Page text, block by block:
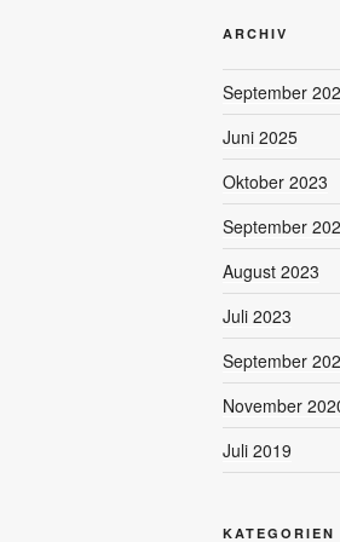
ARCHIV
September
Juni 2025
Oktober 2023
September
August 2023
Juli 2023
September
November
Juli 2019
KATEGORIEN